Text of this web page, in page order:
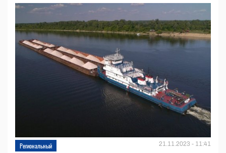
Региональный 21.11.2023 - 11:41